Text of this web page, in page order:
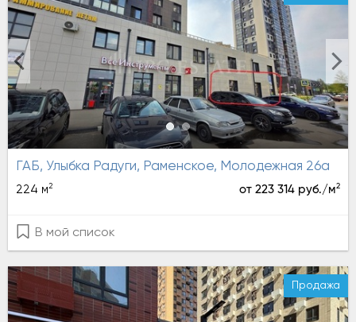
ГАБ, Улыбка Радуги, Раменское, Молодежная 26а
224 м2 от 223 314 руб./м2
В мой список
Продажа